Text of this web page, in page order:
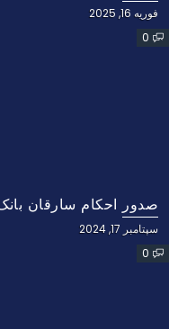
فوریه 16, 2025
0
صدور احکام سارقان
سپتامبر 17, 2024
0